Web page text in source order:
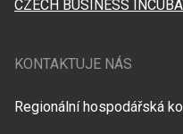
CZECH BUSINESS
KONTAKTUJE NÁS
Regionální hospodářská